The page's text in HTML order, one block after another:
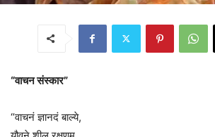
“वाचन संस्कार”
“वाचनं ज्ञानदं बाल्ये,